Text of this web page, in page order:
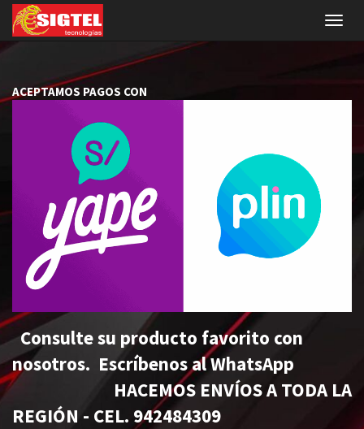
Menú
de
ACEPTAMOS PAGOS CON
Consulte su producto favorito con
nosotros. Escríbenos al WhatsApp
HACEMOS ENVÍOS A TODA LA
REGIÓN - CEL. 942484309